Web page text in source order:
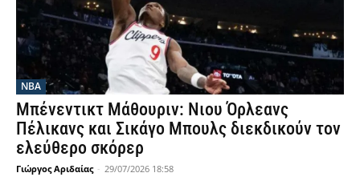
NBA
Μπένεντικτ Μάθουριν: Νιου Όρλεανς
Πέλικανς και Σικάγο Μπουλς διεκδικούν τον
ελεύθερο σκόρερ
Γιώργος Αριδαίας - 29/07/2026 18:58